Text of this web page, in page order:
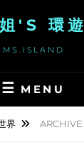
'S 環
MS.ISLAND
MENU
界